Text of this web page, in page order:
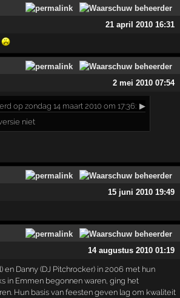
21 april 2010 16:31
2 mei 2010 07:54
op zondag 14 maart 2010 om 17:36: ▶
niet
15 juni 2010 19:49
14 augustus 2010 01:19
en Danny (DJ Pitchrocker) in 2006 met hun
in Emmen begonnen waren, ging het
Hun basis van feesten geven lag om kwaliteit